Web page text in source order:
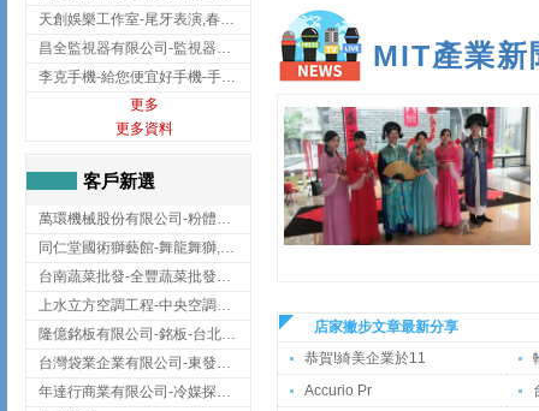
天創娛樂工作室-尾牙表演,春酒表演,板橋尾牙表演
昌全監視器有限公司-監視器安裝,高雄監視器安裝,鳳山區監視器安裝
李克手機-給您便宜好手機-手機收購,屏東手機收購
更多
更多資料
客戶新選
萬環機械股份有限公司-粉體塗裝設備,輸送機,輸送機設備,台南輸送機
同仁堂國術獅藝館-舞龍舞獅,台中舞龍舞獅
台南蔬菜批發-全豐蔬菜批發專送/台南蔬菜箱宅配到府
上水立方空調工程-中央空調規劃,台北中央空調規劃
隆億銘板有限公司-銘板-台北銘板-板橋銘板
台灣袋業企業有限公司-東發企業社/台中太空袋/太空包
年達行商業有限公司-冷媒探漏儀,壓力錶組,真空泵浦,台北冷凍空調材料
MIT產業新
店家撇步文章最新分享
恭賀!綺美企業於11
Accurio Pr